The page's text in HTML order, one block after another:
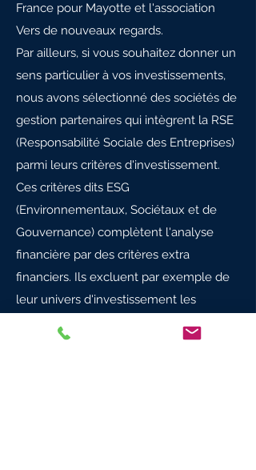
France pour Mayotte et l'association
Vers de nouveaux regards.
Par ailleurs, si vous souhaitez donner un
sens particulier à vos investissements,
nous avons sélectionné des sociétés de
gestion partenaires qui intègrent la RSE
(Responsabilité Sociale des Entreprises)
parmi leurs critères d'investissement.
Ces critères dits ESG
(Environnementaux, Sociétaux et de
Gouvernance) complètent l'analyse
financière par des critères extra
financiers. Ils excluent par exemple de
leur univers d'investissement les
l'environnement, qui ne respectent pas